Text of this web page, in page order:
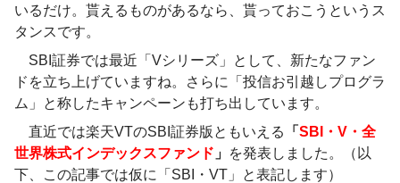
いるだけ。貰えるものがあるなら、貰っておこうというス
タンスです。
SBI証券では最近「Vシリーズ」として、新たなファン
ドを立ち上げていますね。さらに「投信お引越しプログラ
ム」と称したキャンペーンも打ち出しています。
直近では楽天VTのSBI証券版ともいえる
「 SBI・V・全
世界株式インデックスファンド 」 を発表しました。（以
下、この記事では仮に「SBI・VT」と表記します）